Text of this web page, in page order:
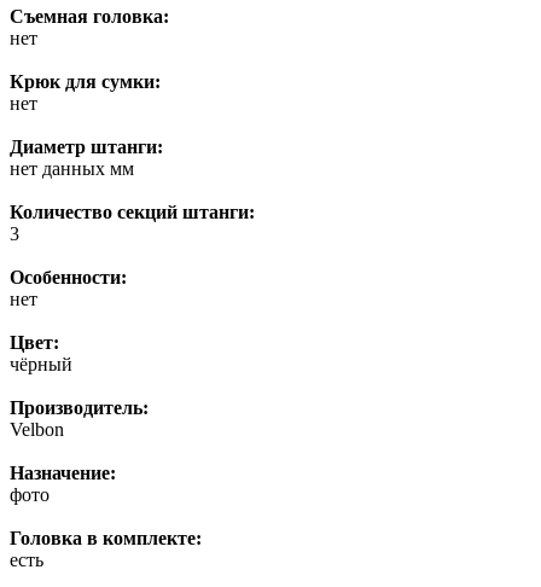
Съемная головка:
нет
Крюк для сумки:
нет
Диаметр штанги:
нет данных мм
Количество секций штанги:
3
Особенности:
нет
Цвет:
чёрный
Производитель:
Velbon
Назначение:
фото
Головка в комплекте:
есть